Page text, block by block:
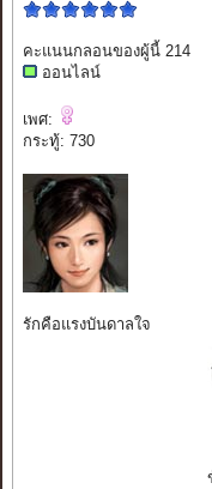
คะแนนกลอนของผู้นี้ 214
ออนไลน์
เพศ:
กระทู้: 730
รักคือแรงบันดาลใจ